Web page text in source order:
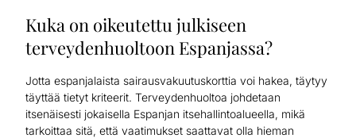
Kuka on oikeutettu julkiseen
terveydenhuoltoon Espanjassa?
Jotta espanjalaista sairausvakuutuskorttia voi hakea, täytyy
täyttää tietyt kriteerit. Terveydenhuoltoa johdetaan
itsenäisesti jokaisella Espanjan itsehallintoalueella, mikä
tarkoittaa sitä, että vaatimukset saattavat olla hieman